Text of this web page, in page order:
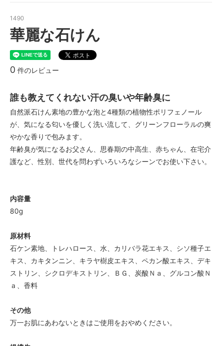
1490
華麗な石けん
0 件のレビュー
誰も教えてくれない汗の臭いや年齢臭に
自然派石けん素地の豊かな泡と4種類の植物性ポリフェノール
が、気になる匂いを優しく洗い流して、グリーンフローラルの爽
やかな香りで包みます。
年齢臭が気になるお父さん、思春期の中高生、赤ちゃん、在宅介
護など、性別、世代を問わずいろいろなシーンでお使い下さい。
内容量
80g
原材料
石ケン素地、トレハロース、水、カリバラ花エキス、シソ種子エ
キス、カキタンニン、キラヤ樹皮エキス、ペカン酸エキス、デキ
ストリン、シクロデキストリン、ＢＧ、炭酸Ｎａ、グルコン酸Ｎ
ａ、香料
その他
万一お肌にあわないときはご使用をおやめください。